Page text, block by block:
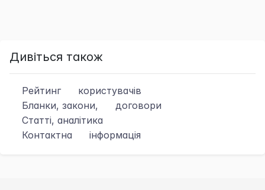
Дивіться також
Рейтинг
користувачів
Бланки, закони,
договори
Статті, аналітика
Контактна
інформація